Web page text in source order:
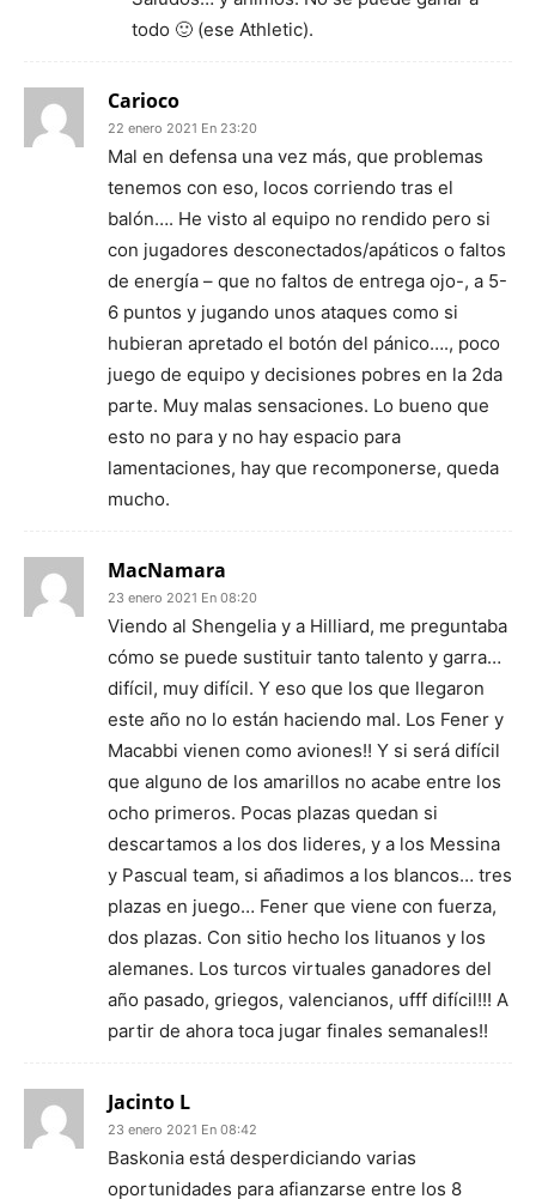
todo 🙂 (ese Athletic).
Carioco
22 enero 2021 En 23:20
Mal en defensa una vez más, que problemas
tenemos con eso, locos corriendo tras el
balón…. He visto al equipo no rendido pero si
con jugadores desconectados/apáticos o faltos
de energía – que no faltos de entrega ojo-, a 5-
6 puntos y jugando unos ataques como si
hubieran apretado el botón del pánico…., poco
juego de equipo y decisiones pobres en la 2da
parte. Muy malas sensaciones. Lo bueno que
esto no para y no hay espacio para
lamentaciones, hay que recomponerse, queda
mucho.
MacNamara
23 enero 2021 En 08:20
Viendo al Shengelia y a Hilliard, me preguntaba
cómo se puede sustituir tanto talento y garra…
difícil, muy difícil. Y eso que los que llegaron
este año no lo están haciendo mal. Los Fener y
Macabbi vienen como aviones!! Y si será difícil
que alguno de los amarillos no acabe entre los
ocho primeros. Pocas plazas quedan si
descartamos a los dos lideres, y a los Messina
y Pascual team, si añadimos a los blancos… tres
plazas en juego… Fener que viene con fuerza,
dos plazas. Con sitio hecho los lituanos y los
alemanes. Los turcos virtuales ganadores del
año pasado, griegos, valencianos, ufff difícil!!! A
partir de ahora toca jugar finales semanales!!
Jacinto L
23 enero 2021 En 08:42
Baskonia está desperdiciando varias
oportunidades para afianzarse entre los 8